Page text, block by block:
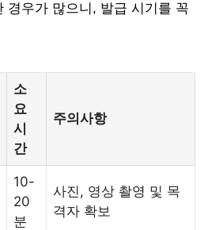
경우가 많으니, 발급 시기를 꼭
소
요
시
간
주의사항
10-
20
분
사진, 영상 촬영 및 목
격자 확보